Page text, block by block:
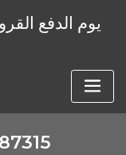
يوم الدفع